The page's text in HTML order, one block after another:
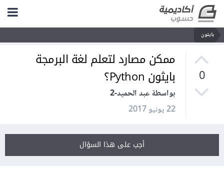
بايثون
0
ممكن مصارد لتعلم لغة البرمجة
بايثون Python؟
بواسطة عبد الحميد-2
22 يونيو 2017
أجب على هذا السؤال